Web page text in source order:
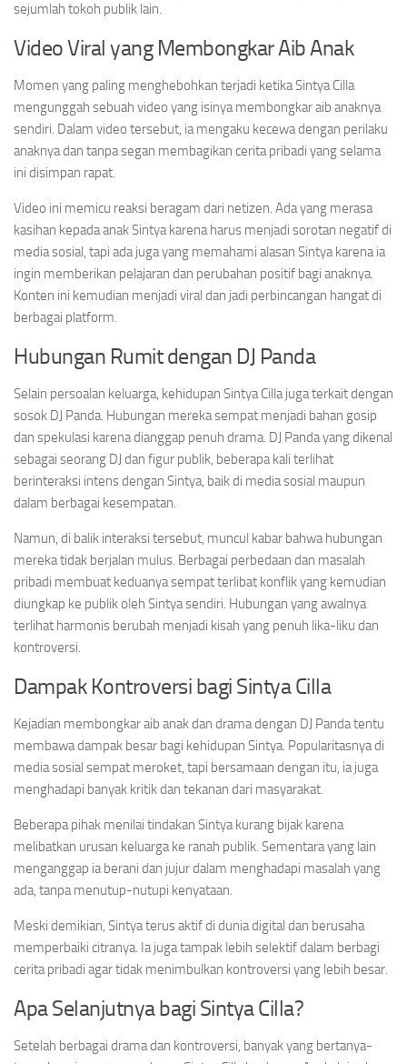
sejumlah tokoh publik lain.
Video Viral yang Membongkar Aib Anak
Momen yang paling menghebohkan terjadi ketika Sintya Cilla
mengunggah sebuah video yang isinya membongkar aib anaknya
sendiri. Dalam video tersebut, ia mengaku kecewa dengan perilaku
anaknya dan tanpa segan membagikan cerita pribadi yang selama
ini disimpan rapat.
Video ini memicu reaksi beragam dari netizen. Ada yang merasa
kasihan kepada anak Sintya karena harus menjadi sorotan negatif di
media sosial, tapi ada juga yang memahami alasan Sintya karena ia
ingin memberikan pelajaran dan perubahan positif bagi anaknya.
Konten ini kemudian menjadi viral dan jadi perbincangan hangat di
berbagai platform.
Hubungan Rumit dengan DJ Panda
Selain persoalan keluarga, kehidupan Sintya Cilla juga terkait dengan
sosok DJ Panda. Hubungan mereka sempat menjadi bahan gosip
dan spekulasi karena dianggap penuh drama. DJ Panda yang dikenal
sebagai seorang DJ dan figur publik, beberapa kali terlihat
berinteraksi intens dengan Sintya, baik di media sosial maupun
dalam berbagai kesempatan.
Namun, di balik interaksi tersebut, muncul kabar bahwa hubungan
mereka tidak berjalan mulus. Berbagai perbedaan dan masalah
pribadi membuat keduanya sempat terlibat konflik yang kemudian
diungkap ke publik oleh Sintya sendiri. Hubungan yang awalnya
terlihat harmonis berubah menjadi kisah yang penuh lika-liku dan
kontroversi.
Dampak Kontroversi bagi Sintya Cilla
Kejadian membongkar aib anak dan drama dengan DJ Panda tentu
membawa dampak besar bagi kehidupan Sintya. Popularitasnya di
media sosial sempat meroket, tapi bersamaan dengan itu, ia juga
menghadapi banyak kritik dan tekanan dari masyarakat.
Beberapa pihak menilai tindakan Sintya kurang bijak karena
melibatkan urusan keluarga ke ranah publik. Sementara yang lain
menganggap ia berani dan jujur dalam menghadapi masalah yang
ada, tanpa menutup-nutupi kenyataan.
Meski demikian, Sintya terus aktif di dunia digital dan berusaha
memperbaiki citranya. Ia juga tampak lebih selektif dalam berbagi
cerita pribadi agar tidak menimbulkan kontroversi yang lebih besar.
Apa Selanjutnya bagi Sintya Cilla?
Setelah berbagai drama dan kontroversi, banyak yang bertanya-